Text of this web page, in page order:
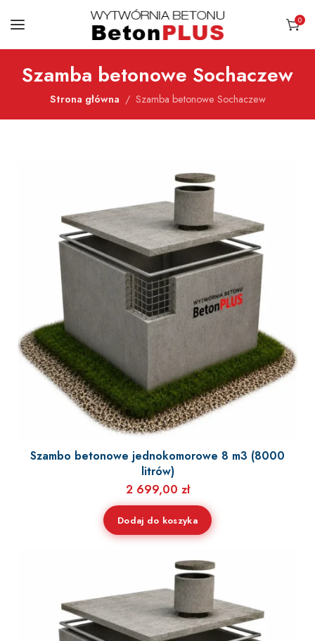
0
Szamba betonowe Sochaczew
Strona główna Szamba betonowe Sochaczew
Szambo betonowe jednokomorowe 8 m3 (8000
litrów)
2 699,00 zł
Dodaj do koszyka